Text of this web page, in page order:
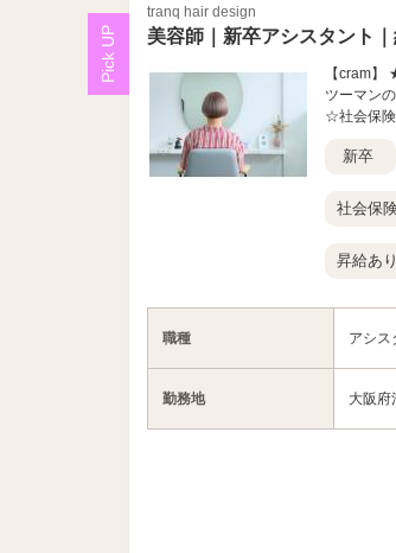
tranq hair design
美容師｜新卒アシスタント
【cram
ツーマン
☆社会保
新卒
社会保
昇給あり
職種 アシス
勤務地 大阪府